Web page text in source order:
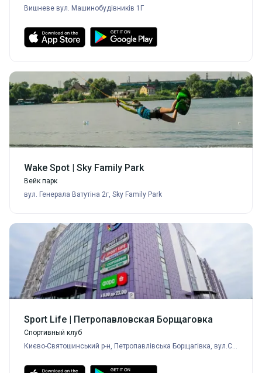
Вишневе вул. Машинобудівників 1Г
Wake Spot | Sky Family Park
Вейк парк
вул. Генерала Ватутіна 2г, Sky Family Park
Sport Life | Петропавловская Борщаговка
Спортивный клуб
Києво-Святошинський р-н, Петропавлівська Борщагівка, вул.Садова, 1г,